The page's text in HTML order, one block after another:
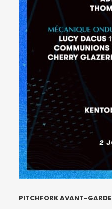
PITCHFORK AVANT-GARDE